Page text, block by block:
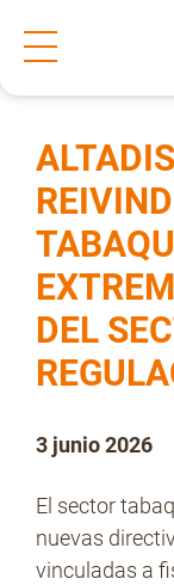
Nuestras Marcas
Compromiso
Regulación
People and
Inicio
DEL
3 junio 2026
El sector
nuevas
vinculadas a